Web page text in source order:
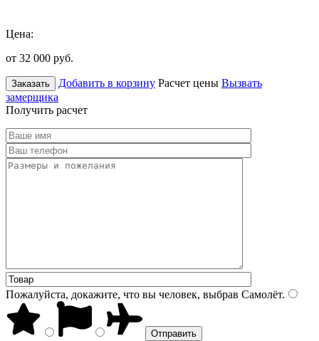
Цена:
от 32 000 руб.
Заказать Добавить в корзину Расчет цены Вызвать
замерщика
Получить расчет
Пожалуйста, докажите, что вы человек, выбрав Самолёт.